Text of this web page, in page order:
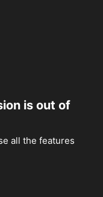
is out of
all the features